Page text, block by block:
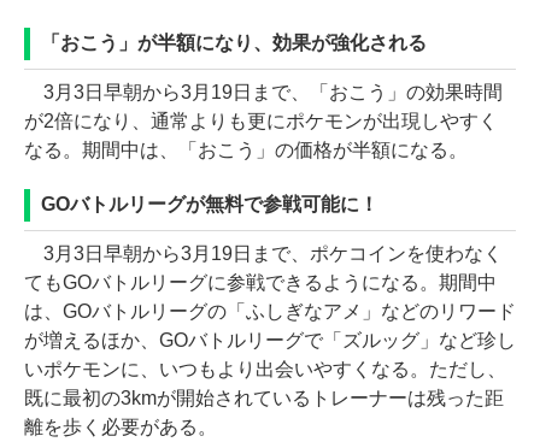
「おこう」が半額になり、効果が強化される
3月3日早朝から3月19日まで、「おこう」の効果時間
が2倍になり、通常よりも更にポケモンが出現しやすく
なる。期間中は、「おこう」の価格が半額になる。
GOバトルリーグが無料で参戦可能に！
3月3日早朝から3月19日まで、ポケコインを使わなく
てもGOバトルリーグに参戦できるようになる。期間中
は、GOバトルリーグの「ふしぎなアメ」などのリワード
が増えるほか、GOバトルリーグで「ズルッグ」など珍し
いポケモンに、いつもより出会いやすくなる。ただし、
既に最初の3kmが開始されているトレーナーは残った距
離を歩く必要がある。